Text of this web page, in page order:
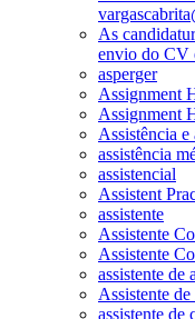
As
envio do CV
asperger
Assignment
Assignment
Assistência
assistência
assistencial
Assistent
assistente
Assistente
Assistente
assistente de
Assistente
assistente de